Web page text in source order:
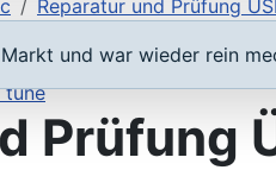
Reparatur und Prüfung
und war wieder rein
Prüfung